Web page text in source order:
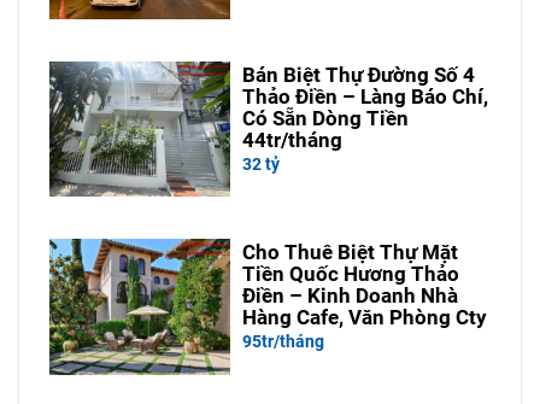
Bán Biệt Thự Đường Số 4
Thảo Điền – Làng Báo Chí,
Có Sẵn Dòng Tiền
44tr/tháng
32 tỷ
Cho Thuê Biệt Thự Mặt
Tiền Quốc Hương Thảo
Điền – Kinh Doanh Nhà
Hàng Cafe, Văn Phòng Cty
95tr/tháng